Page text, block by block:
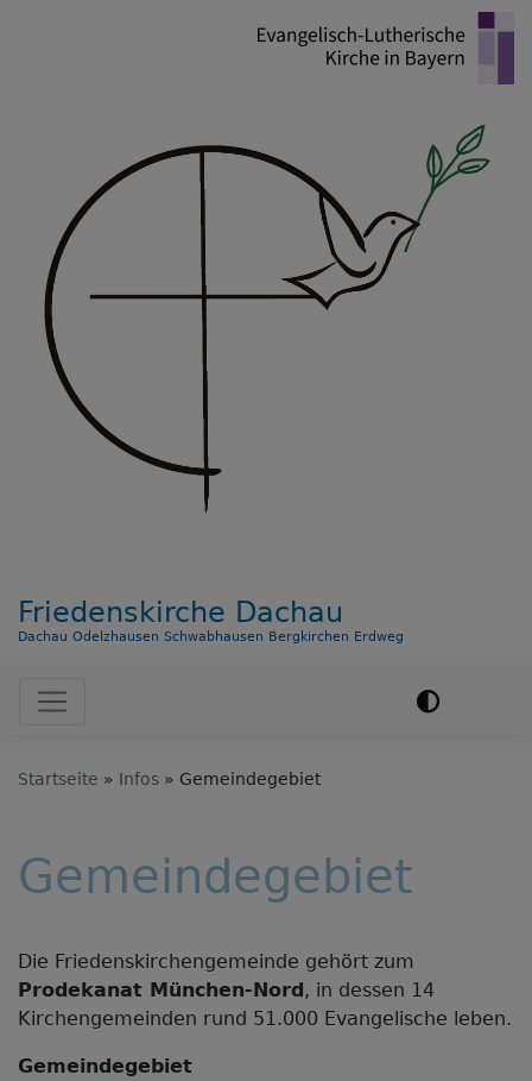
Friedenskirche Dachau
Dachau Odelzhausen Schwabhausen Bergkirchen Erdweg
Hauptnavigation
Startseite Infos Gemeindegebiet
Gemeindegebiet
​Die Friedenskirchengemeinde gehört zum
Prodekanat München-Nord, in dessen 14
Kirchengemeinden rund 51.000 Evangelische leben.
Gemeindegebiet